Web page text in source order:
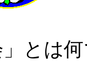
」とは